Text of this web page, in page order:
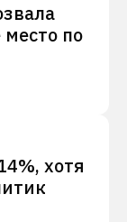
место по
хотя